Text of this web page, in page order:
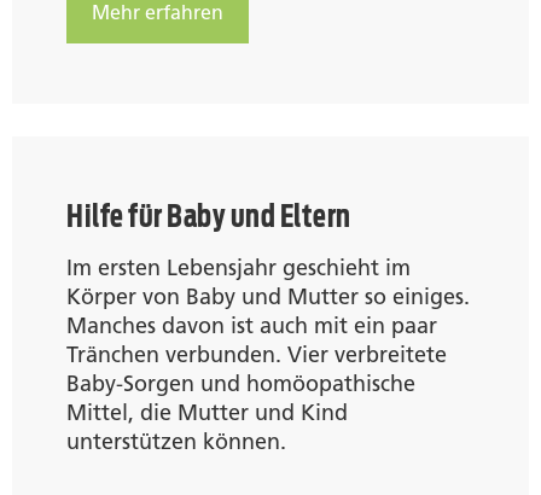
Mehr erfahren
Hilfe für Baby und Eltern
Im ersten Lebensjahr geschieht im
Körper von Baby und Mutter so einiges.
Manches davon ist auch mit ein paar
Tränchen verbunden. Vier verbreitete
Baby-Sorgen und homöopathische
Mittel, die Mutter und Kind
unterstützen können.